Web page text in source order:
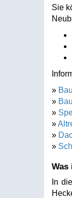
Sie
»
»
»
»
»
»
Was
In